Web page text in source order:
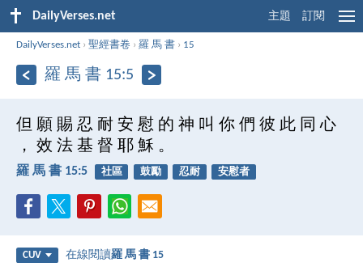
DailyVerses.net 主題 訂閱
DailyVerses.net ›聖經書卷 ›羅 馬 書 › 15
羅 馬 書 15:5
但 願 賜 忍 耐 安 慰 的 神 叫 你 們 彼 此 同 心
， 效 法 基 督 耶 穌 。
羅 馬 書 15:5 社區 鼓勵 忍耐 安慰者
CUV 在線閱讀羅 馬 書 15